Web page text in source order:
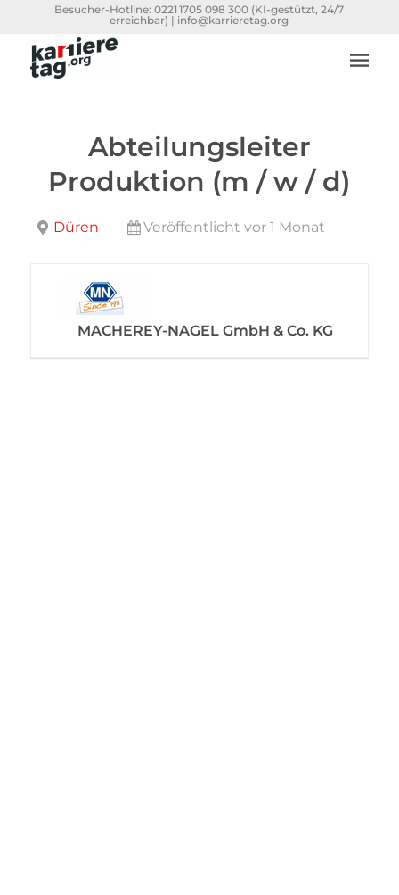
Besucher-Hotline:0221 1705 098 300 (KI-gestützt, 24/7
erreichbar) | info@karrieretag.org
Abteilungsleiter
Produktion (m / w / d)
Düren Veröffentlicht vor 1 Monat
MACHEREY-NAGEL GmbH & Co. KG